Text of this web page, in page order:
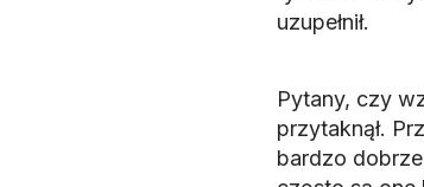
uzupełnił.
Pytany, czy
przytaknął.
bardzo